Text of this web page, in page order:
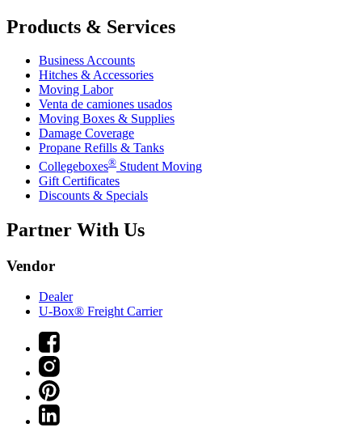
Products & Services
Business Accounts
Hitches & Accessories
Moving Labor
Venta de camiones usados
Moving Boxes & Supplies
Damage Coverage
Propane Refills & Tanks
Collegeboxes® Student Moving
Gift Certificates
Discounts & Specials
Partner With Us
Vendor
Dealer
U-Box® Freight Carrier